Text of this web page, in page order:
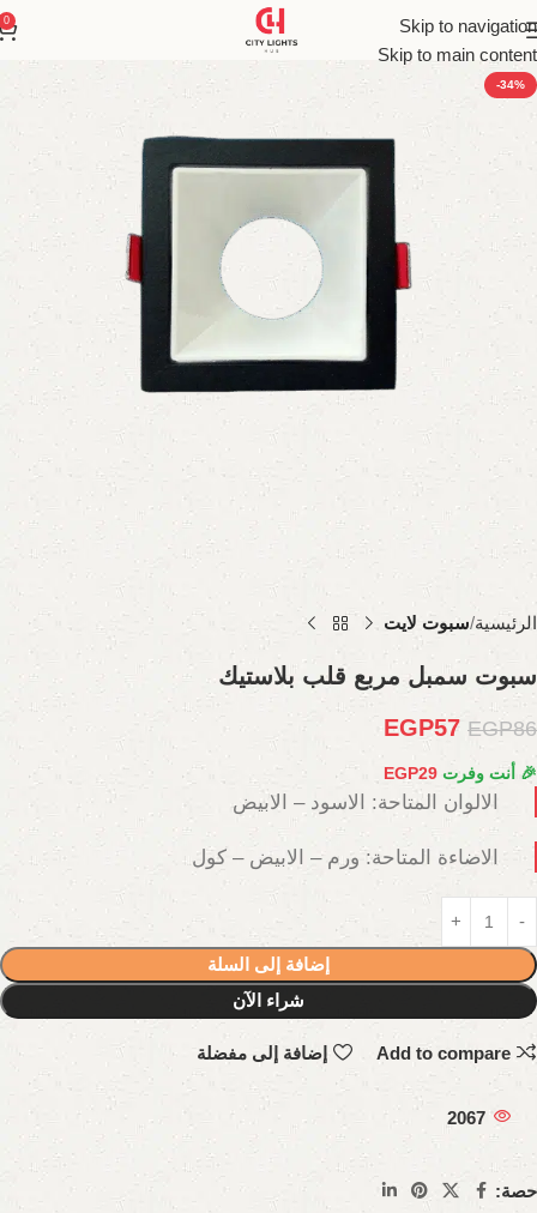
Skip to navigation
Skip to main content
0
-34%
الرئيسية سبوت لايت
سبوت سمبل مربع قلب بلاستيك
EGP86
EGP57
🎉 أنت وفرت EGP29
الالوان المتاحة: الاسود – الابيض
الاضاءة المتاحة: ورم – الابيض – كول
إضافة إلى السلة
شراء الآن
Add to compare إضافة إلى مفضلة
2067
حصة: